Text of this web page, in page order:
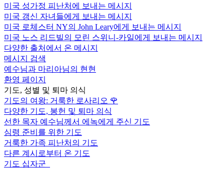
미국 성가정 피난처에 보내는 메시지
미국 갱신 자녀들에게 보내는 메시지
미국 로체스터 NY의 John Leary에게 보내는 메시지
미국 노스 리드빌의 모린 스위니-카일에게 보내는 메시지
다양한 출처에서 온 메시지
메시지 검색
예수님과 마리아님의 현현
환영 페이지
기도, 성별 및 퇴마 의식
기도의 여왕: 거룩한 로사리오 🌹
다양한 기도, 봉헌 및 퇴마 의식
선한 목자 예수님께서 에녹에게 주신 기도
심령 준비를 위한 기도
거룩한 가족 피난처의 기도
다른 계시로부터 온 기도
기도 십자군